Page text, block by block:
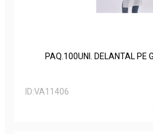
PAQ.100UNI. DELANTAL PE
ID:VA11406